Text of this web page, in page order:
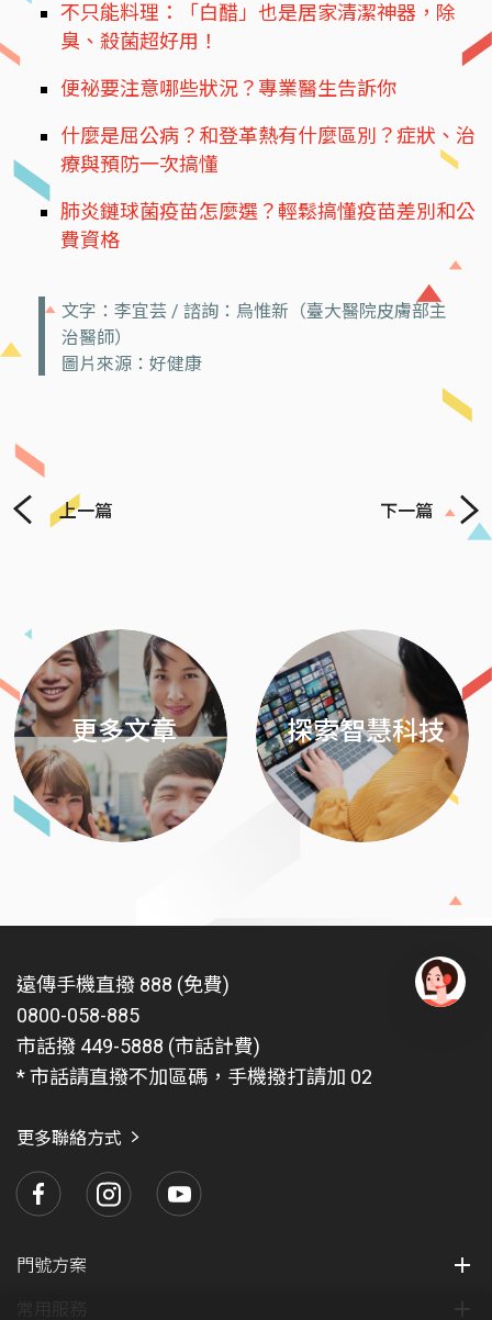
不只能料理：「白醋」也是居家清潔神器，除
臭、殺菌超好用！
便祕要注意哪些狀況？專業醫生告訴你
什麼是屈公病？和登革熱有什麼區別？症狀、治
療與預防一次搞懂
肺炎鏈球菌疫苗怎麼選？輕鬆搞懂疫苗差別和公
費資格
文字：李宜芸 / 諮詢：烏惟新（臺大醫院皮膚部主
治醫師）
圖片來源：好健康
上一篇 下一篇
更多文章 探索智慧科技
遠傳手機直撥 888 (免費)
0800-058-885
市話撥 449-5888 (市話計費)
* 市話請直撥不加區碼，手機撥打請加 02
更多聯絡方式
門號方案